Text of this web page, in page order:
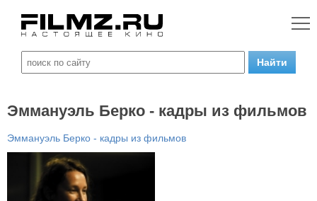
Эммануэль Берко - кадры из фильмов
Эммануэль Берко - кадры из фильмов